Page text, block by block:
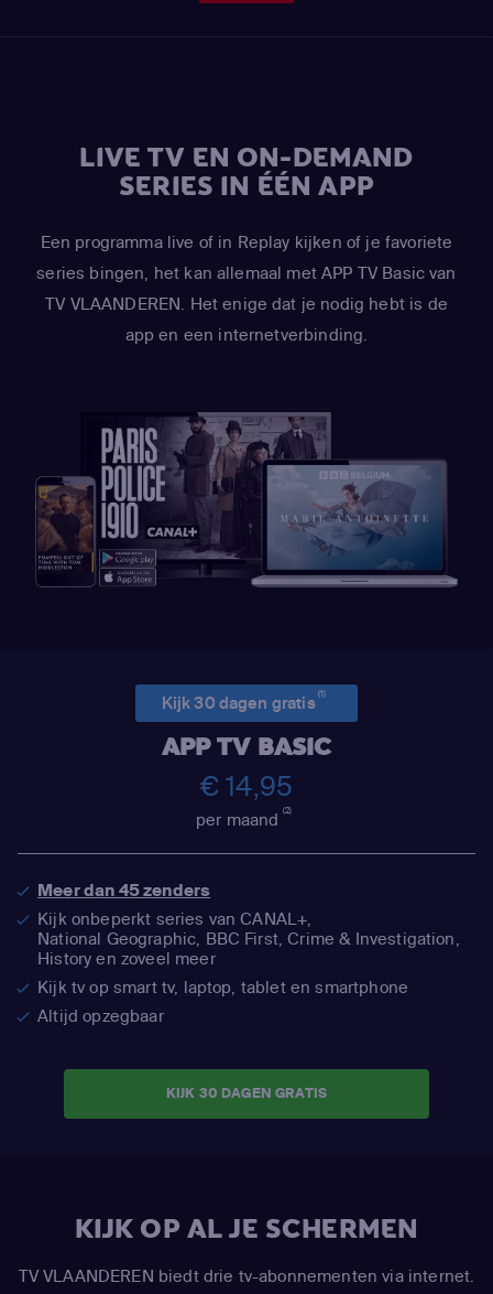
LIVE TV EN ON-DEMAND
SERIES IN ÉÉN APP
Een programma live of in Replay kijken of je favoriete
series bingen, het kan allemaal met APP TV Basic van
TV VLAANDEREN. Het enige dat je nodig hebt is de
app en een internetverbinding.
Kijk 30 dagen gratis(1)
APP TV BASIC
€ 14,95
per maand(2)
Meer dan 45 zenders
Kijk onbeperkt series van CANAL+,
National Geographic, BBC First, Crime & Investigation,
History en zoveel meer
Kijk tv op smart tv, laptop, tablet en smartphone
Altijd opzegbaar
KIJK 30 DAGEN GRATIS
KIJK OP AL JE SCHERMEN
TV VLAANDEREN biedt drie tv-abonnementen via internet.